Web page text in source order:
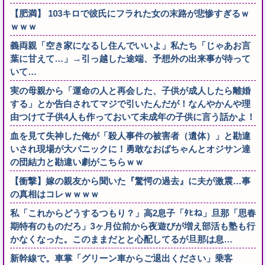
【肥満】 103キロで彼氏にフラれた女の末路が悲惨すぎるｗ
ｗｗｗ
義両親「空き家になるし住んでいいよ」私たち「じゃあお言
葉に甘えて…」→引っ越した途端、予想外の出来事が待って
いて…
実の母親から「運命の人と再会した、子供が成人したら離婚
する」とか告白されてマジで引いたんだが！なんやかんや理
由つけて子供4人も作っておいて未成年の子供に言う話かよ！
血を見て失神した俺が「殺人事件の被害者（遺体）」と勘違
いされ現場が大パニックに！勇敢なおばちゃんとオジサン達
の団結力と勘違い劇がこちらｗｗ
【衝撃】嫁の親友から聞いた『驚愕の過去』に夫が激震…事
の真相はコレｗｗｗｗ
私「これからどうするつもり？」高2息子「ﾀﾋね」旦那「思春
期特有のものだろ」3ヶ月位前から夜遊びが増え部活も塾も行
かなくなった。このままだとと心配してるが旦那は息…
新幹線で。車掌「グリーン車からご退出ください」乗客